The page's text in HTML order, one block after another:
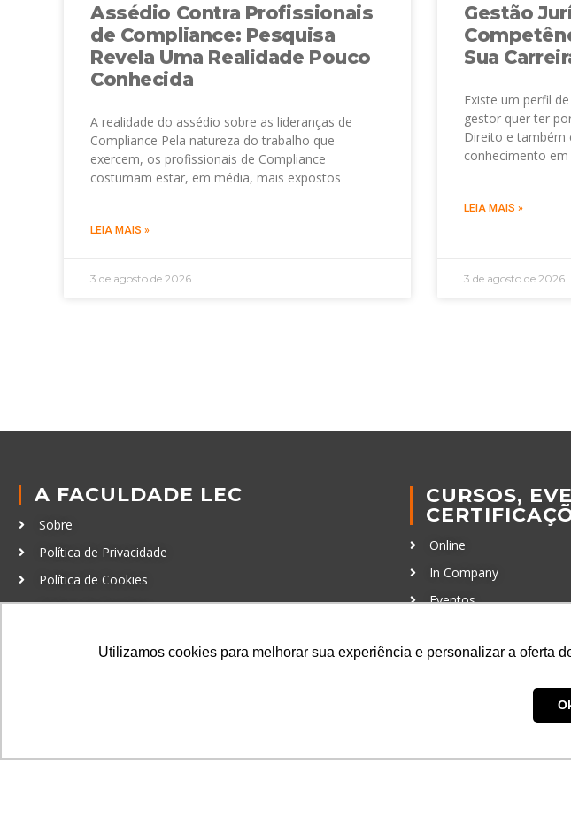
Utilizamos cookies para melhorar sua experiência e personalizar a oferta
Assédio Contra Profissionais
de Compliance: Pesquisa
Revela Uma Realidade Pouco
Conhecida
A realidade do assédio sobre as lideranças de
Compliance Pela natureza do trabalho que
exercem, os profissionais de Compliance
costumam estar, em média, mais expostos
LEIA MAIS »
3 de agosto de 2026
Gestão
Sua
Existe um perfil
gestor quer ter
Direito e também
conhecimento em
LEIA MAIS »
3 de agosto de 2026
A FACULDADE LEC
Sobre
Política de Privacidade
Política de Cookies
Código de Conduta
CURSOS,
Online
In Company
Eventos